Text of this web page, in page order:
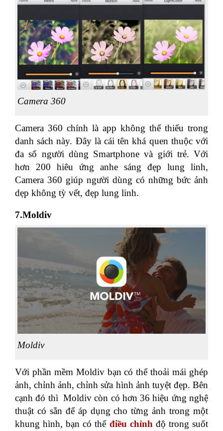
Camera 360
Camera 360 chính là app không thể thiếu trong
danh sách này. Đây là cái tên khá quen thuộc với
đa số người dùng Smartphone và giới trẻ. Với
hơn 200 hiêu ứng anhe sáng đẹp lung linh,
Camera 360 giúp người dùng có những bức ảnh
dẹp không tỳ vết, đẹp lung linh.
7.Moldiv
Moldiv
Với phần mềm Moldiv bạn có thể thoải mái ghép
ảnh, chỉnh ảnh, chỉnh sửa hình ảnh tuyệt đẹp. Bên
cạnh đó thì Moldiv còn có hơn 36 hiệu ứng nghệ
thuật có sẵn để áp dụng cho từng ảnh trong một
khung hình, bạn có thể điều chỉnh độ trong suốt